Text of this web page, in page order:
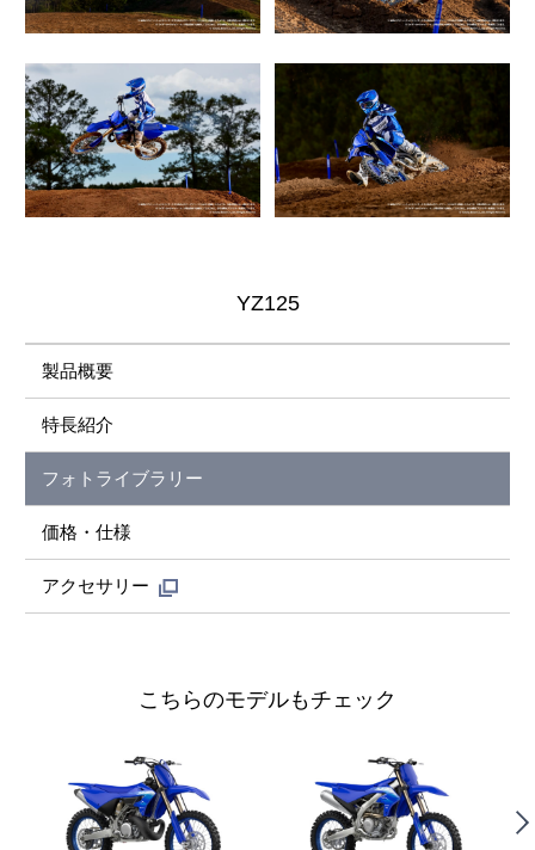
価格・仕様
アクセサリー
YZ125
製品概要
特長紹介
フォトライブラリー
価格・仕様
アクセサリー
こちらのモデルもチェック